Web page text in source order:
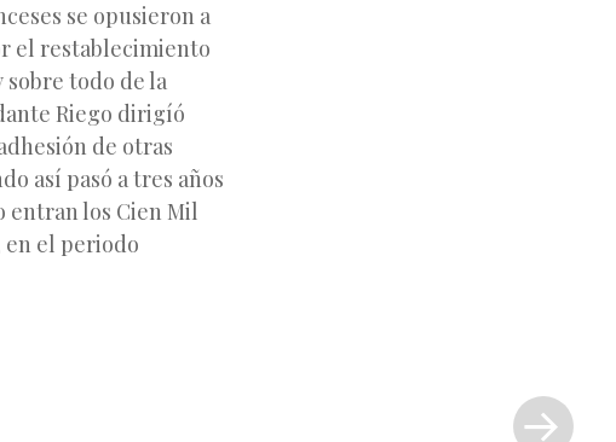
se opusieron a
el restablecimiento
sobre todo de la
Riego dirigíó
de otras
así pasó a tres años
entran los Cien Mil
en el periodo
entrada